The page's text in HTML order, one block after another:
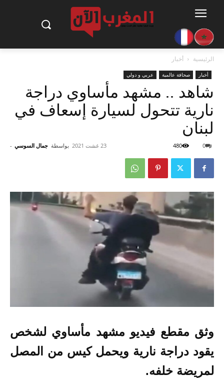
الرئيسية أخبار
أخبار صحافة عالمية عربي و دولي
شاهد .. مشهد مأساوي دراجة
نارية تتحول لسيارة إسعاف في
لبنان
بواسطة جمال السوسي - 23 غشت 2021 0
480
وثق مقطع فيديو مشهد مأساوي لشخص
يقود دراجة نارية ويحمل كيس من المصل
لمريضة خلفه.